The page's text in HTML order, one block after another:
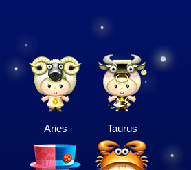
Aries Taurus